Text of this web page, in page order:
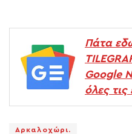
Πάτα
Google
όλες τις
Αρκαλοχώρι.